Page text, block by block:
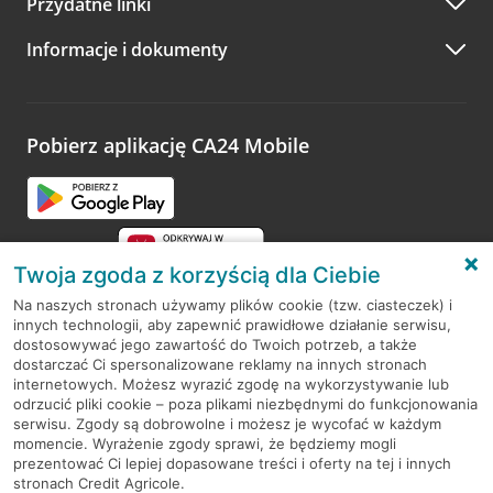
A po wizycie…
Zachęcamy do podzielenia się z nami opinią o wizycie.
opinie.
Informacje i dokumenty
Pobierz aplikację CA24 Mobile
RODO
Regulamin serwisu
Mapa serwisu
PolitykaCookies
Twoja zgoda z korzyścią dla Ciebie
Na naszych stronach używamy plików cookie (tzw. ciasteczek) i
innych technologii, aby zapewnić prawidłowe działanie serwisu,
dostosowywać jego zawartość do Twoich potrzeb, a także
dostarczać Ci spersonalizowane reklamy na innych stronach
internetowych. Możesz wyrazić zgodę na wykorzystywanie lub
odrzucić pliki cookie – poza plikami niezbędnymi do funkcjonowania
serwisu. Zgody są dobrowolne i możesz je wycofać w każdym
momencie. Wyrażenie zgody sprawi, że będziemy mogli
prezentować Ci lepiej dopasowane treści i oferty na tej i innych
stronach Credit Agricole.